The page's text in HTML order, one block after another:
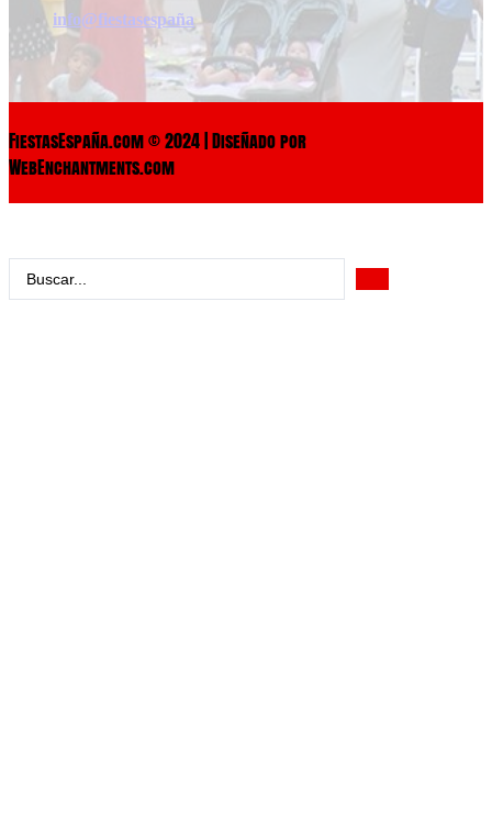
info@fiestasespaña
FiestasEspaña.com © 2024 | Diseñado por
WebEnchantments.com